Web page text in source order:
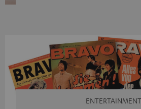
Streaming-System vereint
moderne Streaming-Funktionen
einem einzigen Gerät – und zeigt,
Sound heute keine klassische HiFi-
ENTERTAINMENT